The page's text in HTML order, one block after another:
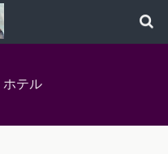
ホテル